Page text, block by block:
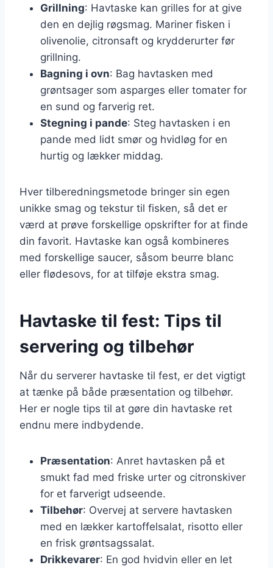
Grillning: Havtaske kan grilles for at give
den en dejlig røgsmag. Mariner fisken i
olivenolie, citronsaft og krydderurter før
grillning.
Bagning i ovn: Bag havtasken med
grøntsager som asparges eller tomater for
en sund og farverig ret.
Stegning i pande: Steg havtasken i en
pande med lidt smør og hvidløg for en
hurtig og lækker middag.
Hver tilberedningsmetode bringer sin egen
unikke smag og tekstur til fisken, så det er
værd at prøve forskellige opskrifter for at finde
din favorit. Havtaske kan også kombineres
med forskellige saucer, såsom beurre blanc
eller flødesovs, for at tilføje ekstra smag.
Havtaske til fest: Tips til
servering og tilbehør
Når du serverer havtaske til fest, er det vigtigt
at tænke på både præsentation og tilbehør.
Her er nogle tips til at gøre din havtaske ret
endnu mere indbydende.
Præsentation: Anret havtasken på et
smukt fad med friske urter og citronskiver
for et farverigt udseende.
Tilbehør: Overvej at servere havtasken
med en lækker kartoffelsalat, risotto eller
en frisk grøntsagssalat.
Drikkevarer: En god hvidvin eller en let